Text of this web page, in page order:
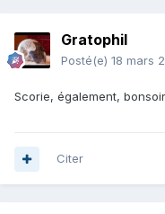
Gratophil
Posté(e) 18 mars
Scorie, également, bonsoir
Citer